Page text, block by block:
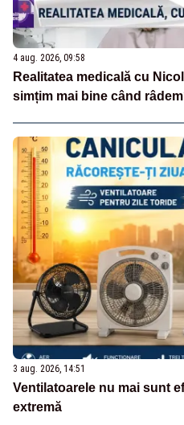
4 aug. 2026, 09:58
Realitatea medicală cu
simțim mai bine când
3 aug. 2026, 14:51
Ventilatoarele nu mai sunt
extremă